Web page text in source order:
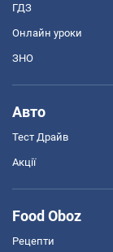
ГДЗ
Онлайн уроки
ЗНО
Авто
Тест Драйв
Акції
Food Oboz
Рецепти